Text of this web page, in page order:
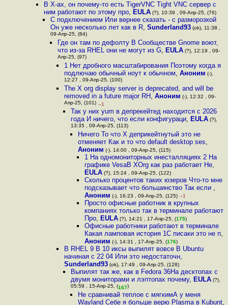
В X-ах, он почему-то есть TigerVNC Tight VNC сервер с
ним работают по этому про, EULA(?), 10:39 , 09-Апр-25, (76)
С подключением Или вернее сказать - с разморозкой
Он уже несколько лет как в R,Sunderland93 (ok), 11:38 ,
09-Апр-25, (84)
Где он там по дефолту В Сообществе Gnome воют,
что из-за RHEL они не могут из G, EULA(?), 12:19 , 09-
Апр-25, (97)
1 Нет дробного масштабирования Поэтому когда я
подлючаю обычный ноут к обычном, Аноним (-),
12:27 , 09-Апр-25, (100)
The X org display server is deprecated, and will be
removed in a future major RH, Аноним (-), 12:32 , 09-
Апр-25, (101) –1
Так у них yum в депрекейтед находится с 2026
года И ничего, что если конфигураци, EULA (?),
13:35 , 09-Апр-25, (113)
Ничего То что Х деприкейтнутый это не
отменяет Как и то что default desktop ses,
Аноним (-), 14:00 , 09-Апр-25, (115)
1 На одномониторных инесталляциях 2 На
графике VesaВ XOrg как раз работает Не,
EULA(?), 15:24 , 09-Апр-25, (122)
Сколько процентов таких юзеров Что-то мне
подсказывает что большинство Так если ,
Аноним (-), 16:23 , 09-Апр-25, (125) –1
Просто офисные работник в крупных
компаниях только так в терминале работают
Про, EULA(?), 14:21 , 17-Апр-25, (175)
Офисные работники работают в терминале
Какая ламповая история 1С писаки это не п,
Аноним (-), 14:31 , 17-Апр-25, (176)
В RHEL 9 В 10 иксы выпилят вовсе В Ubuntu
начиная с 22 04 Или это недостаточн,
Sunderland93(ok), 17:49 , 09-Апр-25, (128)
Выпилят так же, как в Fedora 36На десктопах с
двумя мониторами и лэптопах почему, EULA (?),
05:59 , 15-Апр-25, (167)
Не сравнивай теплое с мягкимА у меня
Wayland Себе я больше верю Plasma в Kubunt,